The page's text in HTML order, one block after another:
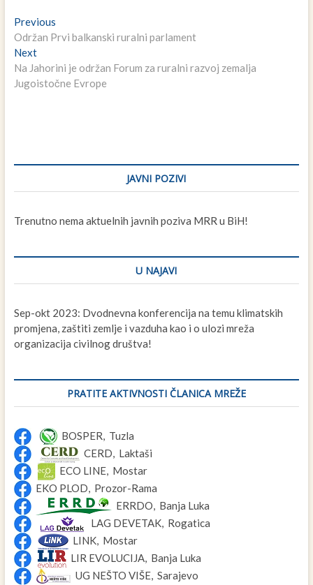
Navigacija
članaka
PreviousPrevious
post:
Održan Prvi balkanski ruralni parlament
NextNext
post:
Na Jahorini je održan Forum za ruralni razvoj zemalja
Jugoistočne Evrope
JAVNI POZIVI
Trenutno nema aktuelnih javnih poziva MRR u BiH!
U NAJAVI
Sep-okt 2023: Dvodnevna konferencija na temu klimatskih
promjena, zaštiti zemlje i vazduha kao i o ulozi mreža
organizacija civilnog društva!
PRATITE AKTIVNOSTI ČLANICA MREŽE
BOSPER, Tuzla
CERD, Laktaši
ECO LINE, Mostar
EKO PLOD, Prozor-Rama
ERRDO, Banja Luka
LAG DEVETAK, Rogatica
LINK, Mostar
LIR EVOLUCIJA, Banja Luka
UG NEŠTO VIŠE, Sarajevo